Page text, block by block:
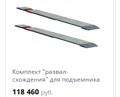
Комплект "развал-
схождения" для подъемника
118 460 руб.